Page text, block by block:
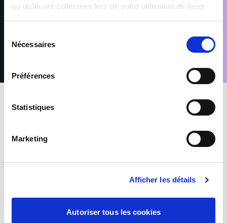
ou qu'ils ont collectées lors de votre utilisation de leurs
Nécessaires
Préférences
Statistiques
Marketing
Afficher les détails
Autoriser tous les cookies
données. Conformément au Règlement (UE) 2016/679 relatif à
d’un droit d’accès, de rectification, de suppression et
accompagnée d’une pièce d’identité à : rgpd@sofitex.lu